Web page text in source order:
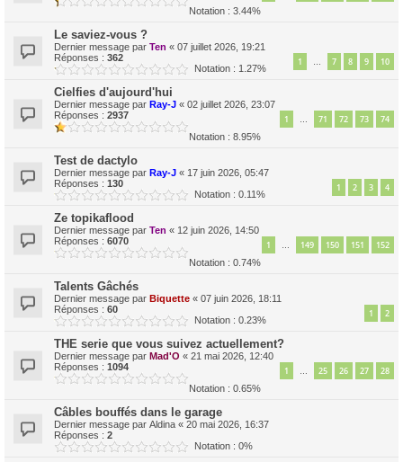
Notation : 3.44%
Le saviez-vous ?
Dernier message par Ten « 07 juillet 2026, 19:21
Réponses : 362 1 … 7 8 9 10
Notation : 1.27%
Cielfies d'aujourd'hui
Dernier message par Ray-J « 02 juillet 2026, 23:07
Réponses : 2937 1 … 71 72 73 74
Notation : 8.95%
Test de dactylo
Dernier message par Ray-J « 17 juin 2026, 05:47
Réponses : 130 1 2 3 4
Notation : 0.11%
Ze topikaflood
Dernier message par Ten « 12 juin 2026, 14:50
Réponses : 6070 1 … 149 150 151 152
Notation : 0.74%
Talents Gâchés
Dernier message par Biquette « 07 juin 2026, 18:11
Réponses : 60 1 2
Notation : 0.23%
THE serie que vous suivez actuellement?
Dernier message par Mad'O « 21 mai 2026, 12:40
Réponses : 1094 1 … 25 26 27 28
Notation : 0.65%
Câbles bouffés dans le garage
Dernier message par Aldina « 20 mai 2026, 16:37
Réponses : 2
Notation : 0%